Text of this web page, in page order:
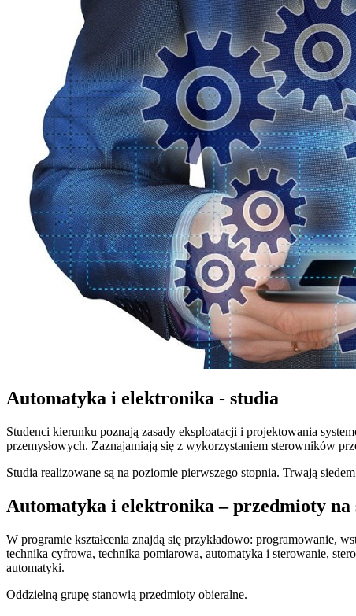
Automatyka i elektronika - studia
Studenci kierunku poznają zasady eksploatacji i projektowania
przemysłowych. Zaznajamiają się z wykorzystaniem sterowników
Studia realizowane są na poziomie pierwszego stopnia. Trwają
Automatyka i elektronika – przedmioty na
W programie kształcenia znajdą się przykładowo: programowanie,
technika cyfrowa, technika pomiarowa, automatyka i sterowanie,
automatyki.
Oddzielną grupę stanowią przedmioty obieralne.